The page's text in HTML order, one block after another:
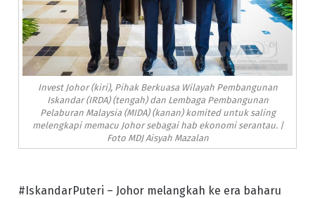
Invest Johor (kiri), Pihak Berkuasa Wilayah Pembangunan
Iskandar (IRDA) (tengah) dan Lembaga Pembangunan
Pelaburan Malaysia (MIDA) (kanan) komited untuk saling
melengkapi memacu Johor sebagai hab ekonomi serantau. |
Foto MDJ Aisyah Mazalan
#IskandarPuteri – Johor melangkah ke era baharu